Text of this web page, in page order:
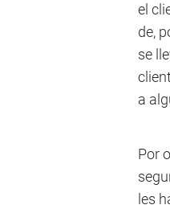
el
de,
se
a
Por
les